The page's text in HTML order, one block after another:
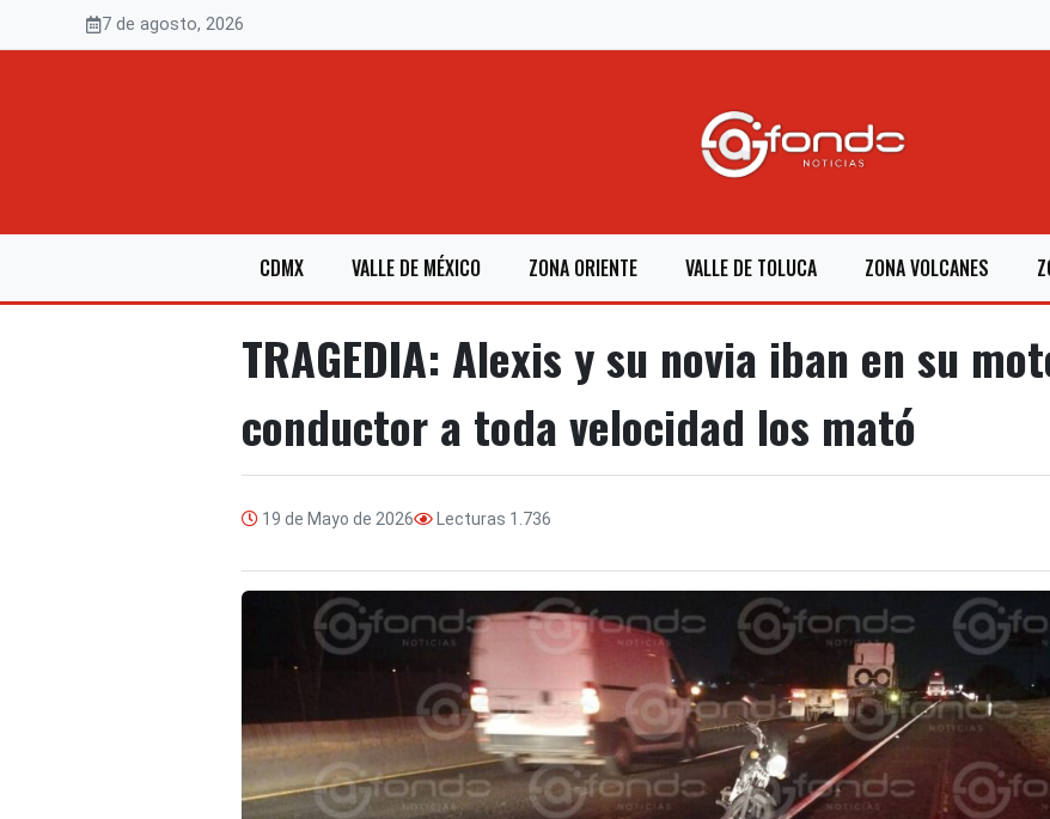
7 de agosto, 2026
CDMX VALLE DE MÉXICO ZONA ORIENTE VALLE DE TOLUCA ZONA VOLCANES
TRAGEDIA: Alexis y su novia iban en su
conductor a toda velocidad los mató
19 de Mayo de 2026 Lecturas 1.736